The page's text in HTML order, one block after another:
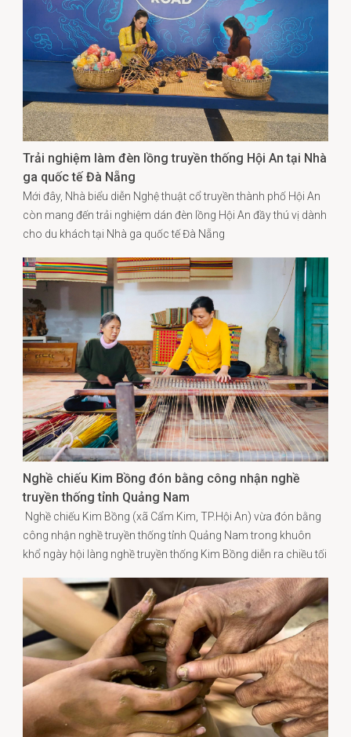
Trải nghiệm làm đèn lồng truyền thống Hội An tại Nhà
ga quốc tế Đà Nẵng
Mới đây, Nhà biểu diễn Nghệ thuật cổ truyền thành phố Hội An
còn mang đến trải nghiệm dán đèn lồng Hội An đầy thú vị dành
cho du khách tại Nhà ga quốc tế Đà Nẵng
Nghề chiếu Kim Bồng đón bằng công nhận nghề
truyền thống tỉnh Quảng Nam
Nghề chiếu Kim Bồng (xã Cẩm Kim, TP.Hội An) vừa đón bằng
công nhận nghề truyền thống tỉnh Quảng Nam trong khuôn
khổ ngày hội làng nghề truyền thống Kim Bồng diễn ra chiều tối